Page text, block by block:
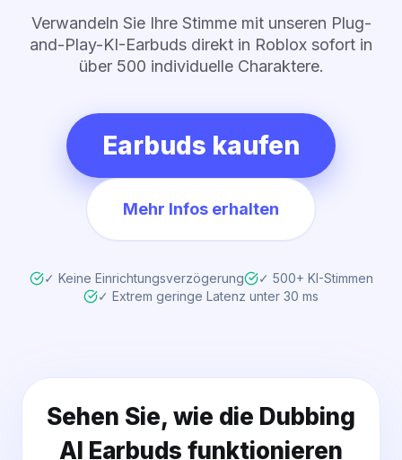
Verwandeln Sie Ihre Stimme mit unseren Plug-
and-Play-KI-Earbuds direkt in Roblox sofort in
über 500 individuelle Charaktere.
Earbuds kaufen
Mehr Infos erhalten
✓ Keine Einrichtungsverzögerung
✓ 500+ KI-Stimmen
✓ Extrem geringe Latenz unter 30 ms
Sehen Sie, wie die Dubbing
AI Earbuds funktionieren